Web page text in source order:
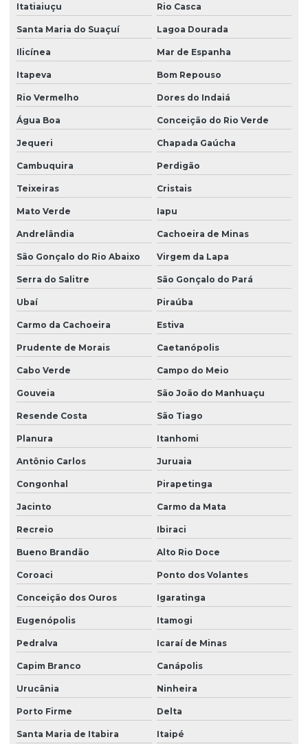
Plantio de grama em talude
Plantio de grama em tapete
Plantio de gramas
Produtor de árvores nativas
Produtor de grama
Produtor de grama batatais
Produtor de grama bermuda
Produtor de grama para campo de futebol
Produtor de grama para campo de golfe
Produtor de grama coreana
Produtor de grama entregue para obras
Produtor de grama esmeralda
Produtor de grama esmeralda em paraná
Produtor de grama esmeralda em são paulo
Produtor de grama são carlos
Produtor de grama são carlos em paraná
Produtor de grama são carlos em são paulo
Produtor de leiva de grama
Produtor de plantio de grama
Serviço de hidrossemeadura
Itatiaiuçu Rio Casca
Santa Maria do Suaçuí Lagoa Dourada
Ilicínea Mar de Espanha
Itapeva Bom Repouso
Rio Vermelho Dores do Indaiá
Água Boa Conceição do Rio Verde
Jequeri Chapada Gaúcha
Cambuquira Perdigão
Teixeiras Cristais
Mato Verde Iapu
Andrelândia Cachoeira de Minas
São Gonçalo do Rio Abaixo Virgem da Lapa
Serra do Salitre São Gonçalo do Pará
Ubaí Piraúba
Carmo da Cachoeira Estiva
Prudente de Morais Caetanópolis
Cabo Verde Campo do Meio
Gouveia São João do Manhuaçu
Resende Costa São Tiago
Planura Itanhomi
Antônio Carlos Juruaia
Congonhal Pirapetinga
Jacinto Carmo da Mata
Recreio Ibiraci
Bueno Brandão Alto Rio Doce
Coroaci Ponto dos Volantes
Conceição dos Ouros Igaratinga
Eugenópolis Itamogi
Pedralva Icaraí de Minas
Capim Branco Canápolis
Urucânia Ninheira
Porto Firme Delta
Santa Maria de Itabira Itaipé